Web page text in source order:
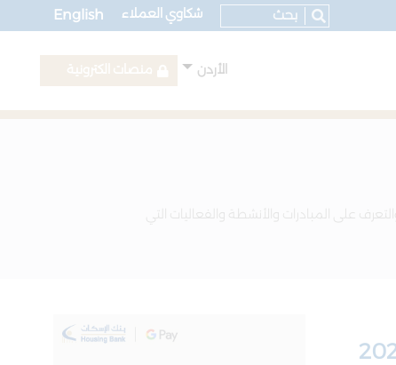
English شكاوي العملاء
الأردن
على المبادرات والأنشطة والفعاليات التي